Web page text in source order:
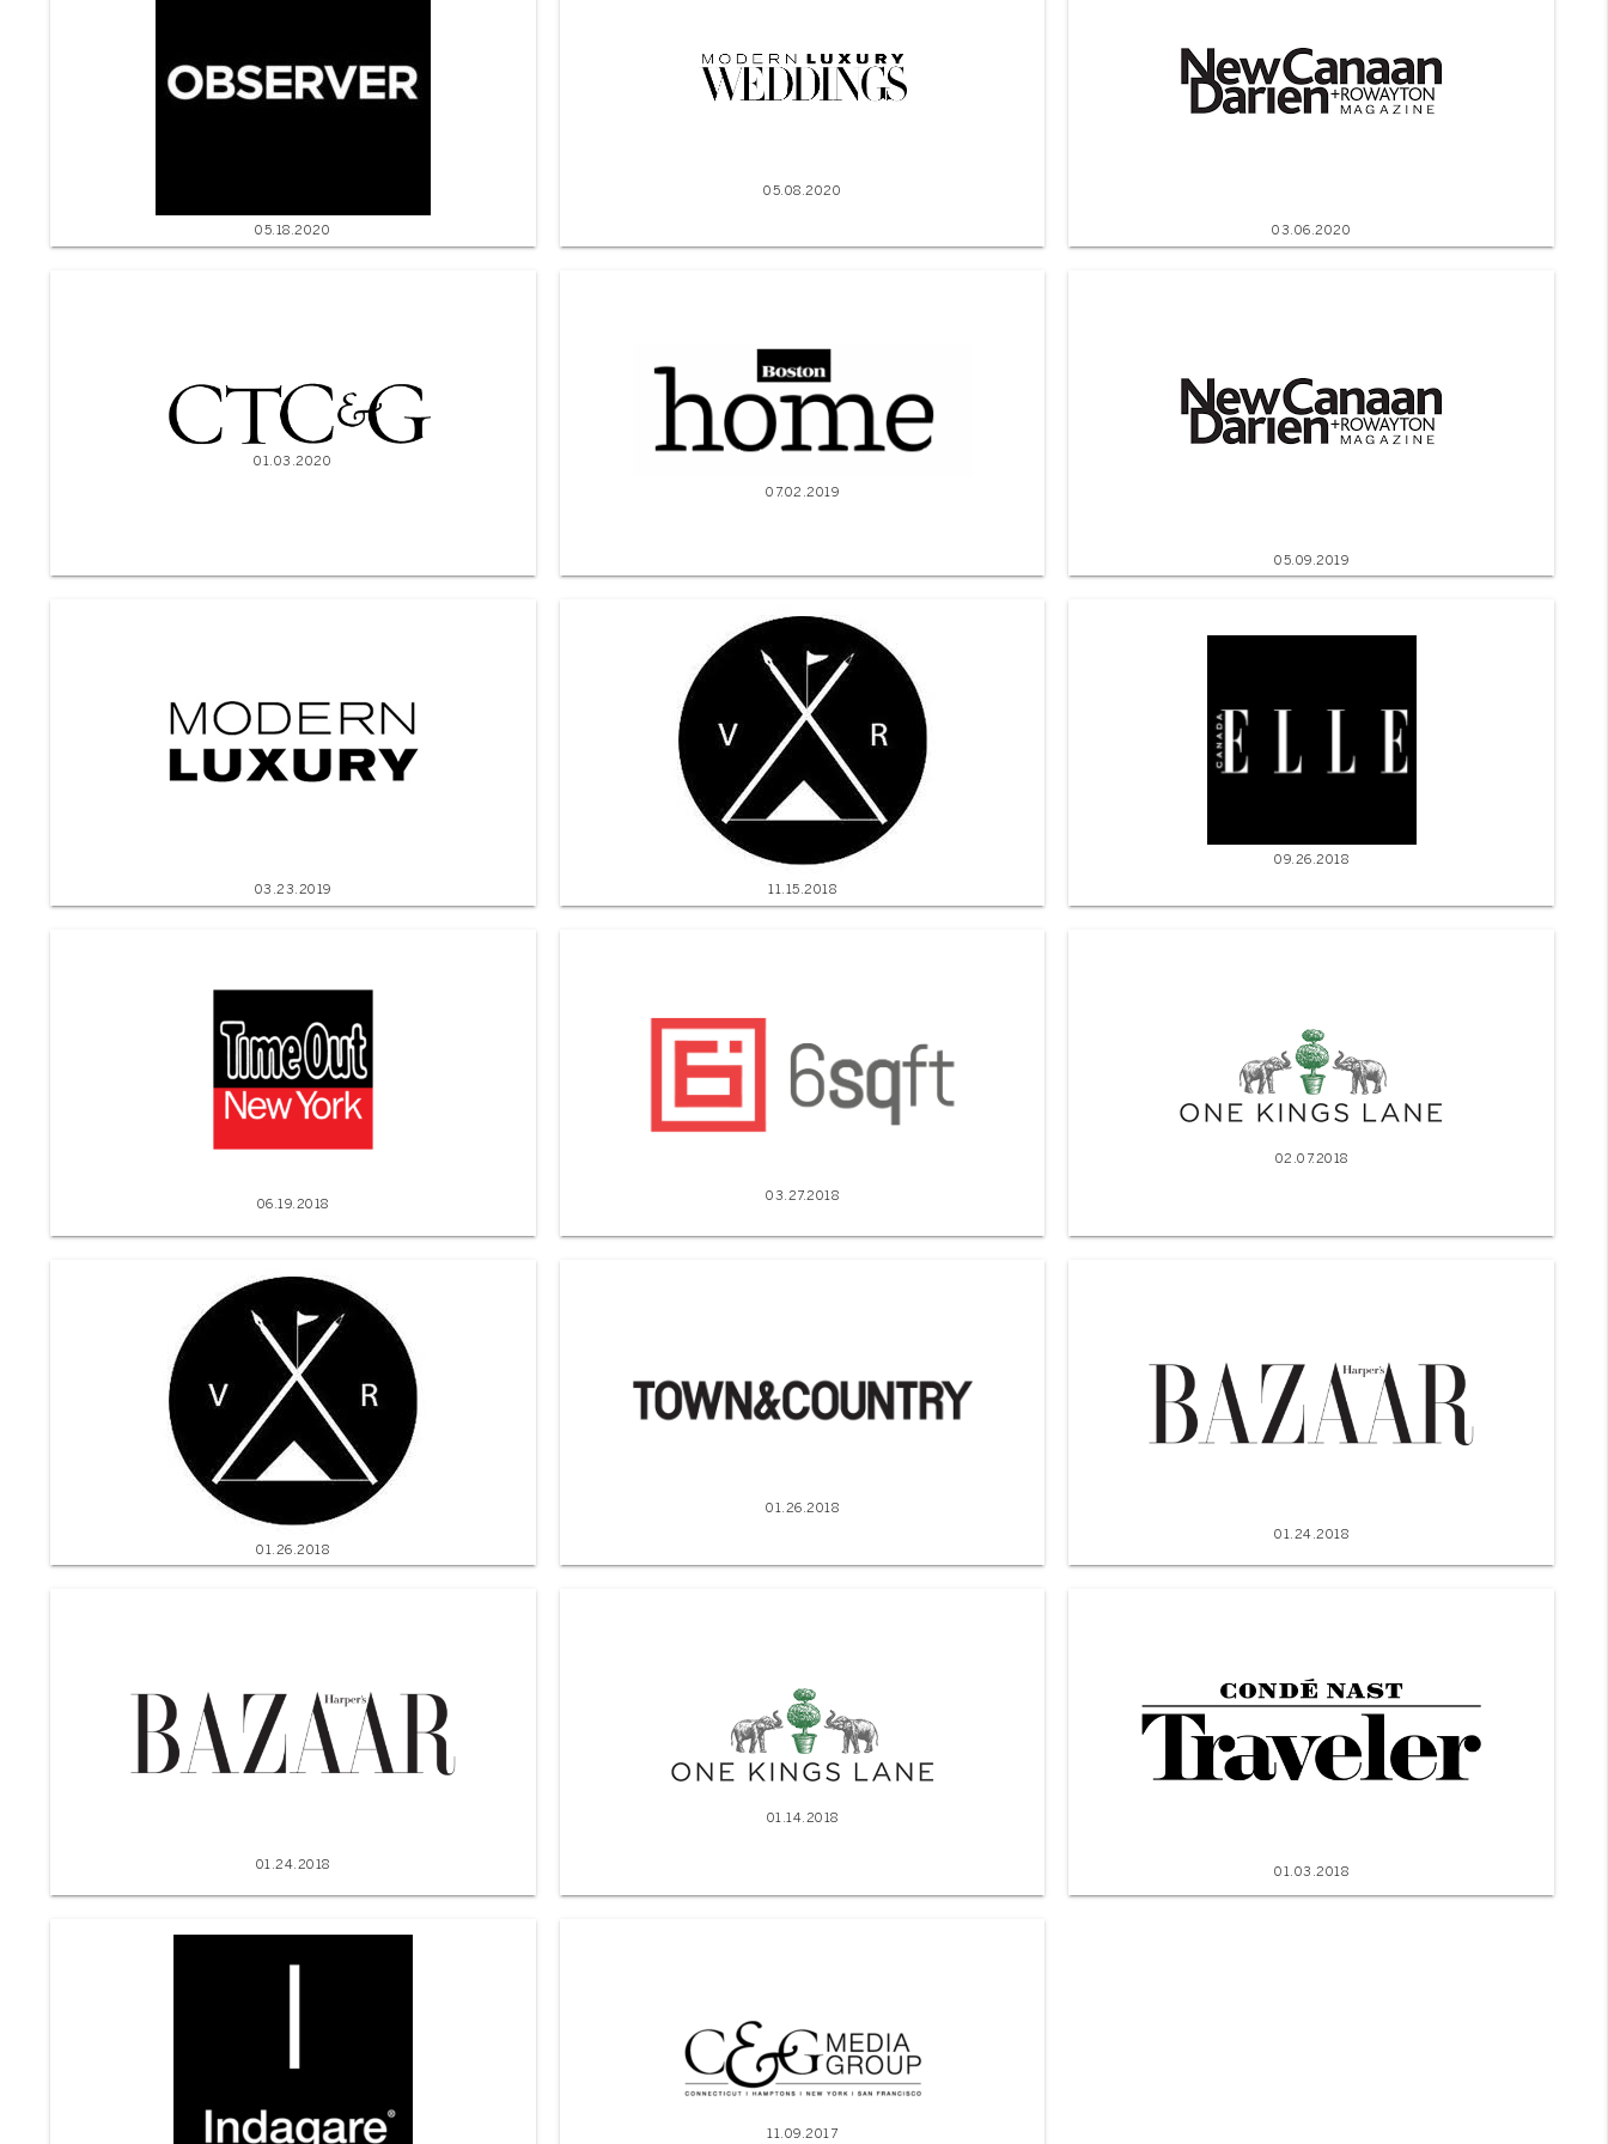
05.18.2020
05.08.2020
03.06.2020
01.03.2020
07.02.2019
05.09.2019
03.23.2019 11.15.2018
09.26.2018
06.19.2018
03.27.2018
02.07.2018
01.26.2018
01.26.2018
01.24.2018
01.24.2018
01.14.2018
01.03.2018
11.09.2017